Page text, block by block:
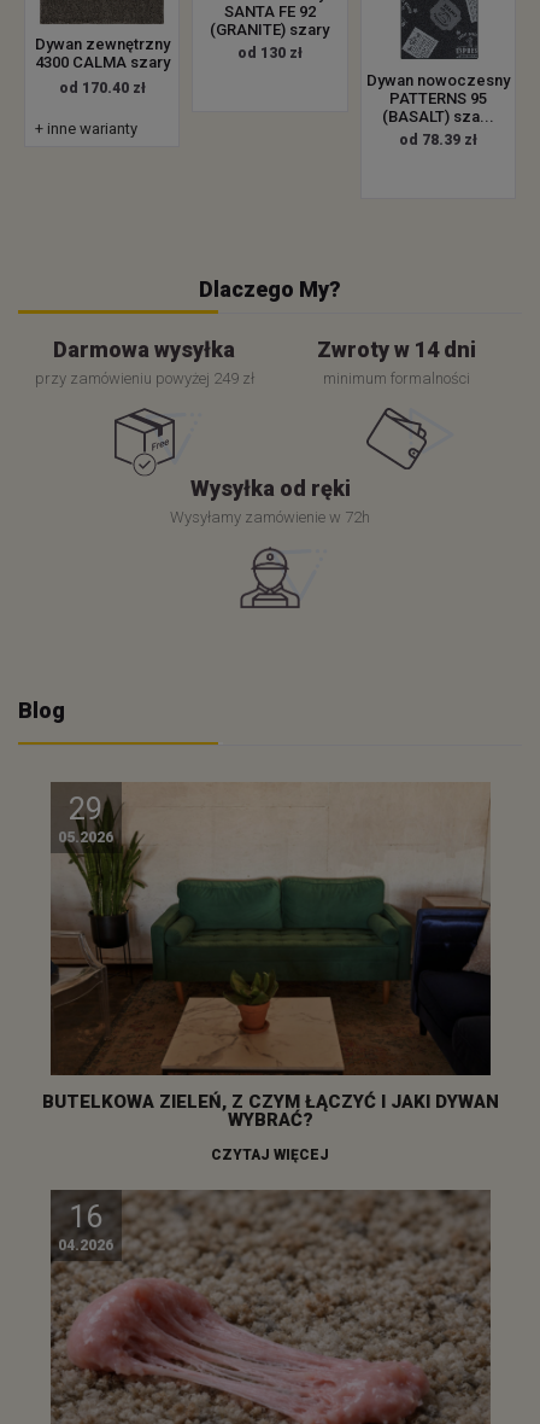
Dywan zewnętrzny
4300 CALMA szary
od 170.40 zł
+ inne warianty
SANTA FE 92
(GRANITE) szary
od 130 zł
Dywan nowoczesny
PATTERNS 95
(BASALT) sza...
od 78.39 zł
Dlaczego My?
Darmowa wysyłka
przy zamówieniu powyżej 249 zł
Zwroty w 14 dni
minimum formalności
Wysyłka od ręki
Wysyłamy zamówienie w 72h
Blog
29
05.2026
BUTELKOWA ZIELEŃ, Z CZYM ŁĄCZYĆ I JAKI DYWAN
WYBRAĆ?
CZYTAJ WIĘCEJ
16
04.2026